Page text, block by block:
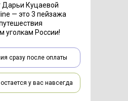
Дарьи Куцаевой
— это 3 пейзажа
уголкам России!
у вас навсегда
сразу после оплаты